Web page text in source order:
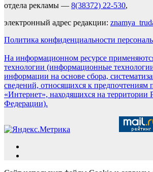
отдела рекламы — 8(38372) 22-530,
электронный адрес редакции:
Политика конфиденциальности
На информационном ресурсе
технологии (информационные
информации на основе сбора,
сведений, относящихся к предпочтениям
«Интернет», находящихся на территории
Федерации).